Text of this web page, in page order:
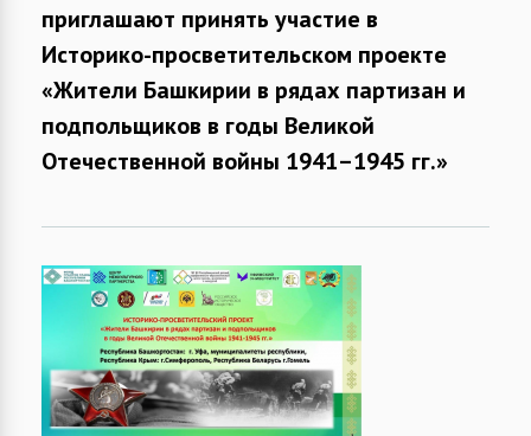
приглашают принять участие в
Историко-просветительском проекте
«Жители Башкирии в рядах партизан и
подпольщиков в годы Великой
Отечественной войны 1941–1945 гг.»